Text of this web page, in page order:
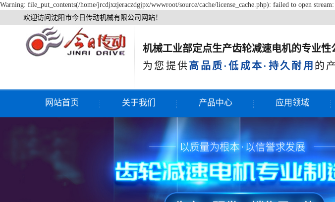
Warning: file_put_contents(/home/jrcdjxzjeraczdgjpx/wwwroot/source/cache/license_cache.php): failed to open
欢迎访问沈阳市今日传动机械有限公司网站！
机械工业部定点生产齿轮减速电机的专业性
为您提供高品质·低成本·持久耐用 的
网站首页 关于我们 产品中心 应用领域